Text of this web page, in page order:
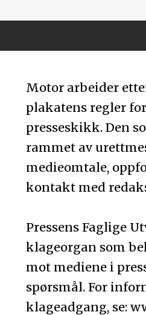
Motor arbeider
plakatens regler
presseskikk. Den
rammet av
medieomtale,
kontakt med
Pressens Faglige
klageorgan som
mot mediene i
spørsmål. For
klageadgang, se: